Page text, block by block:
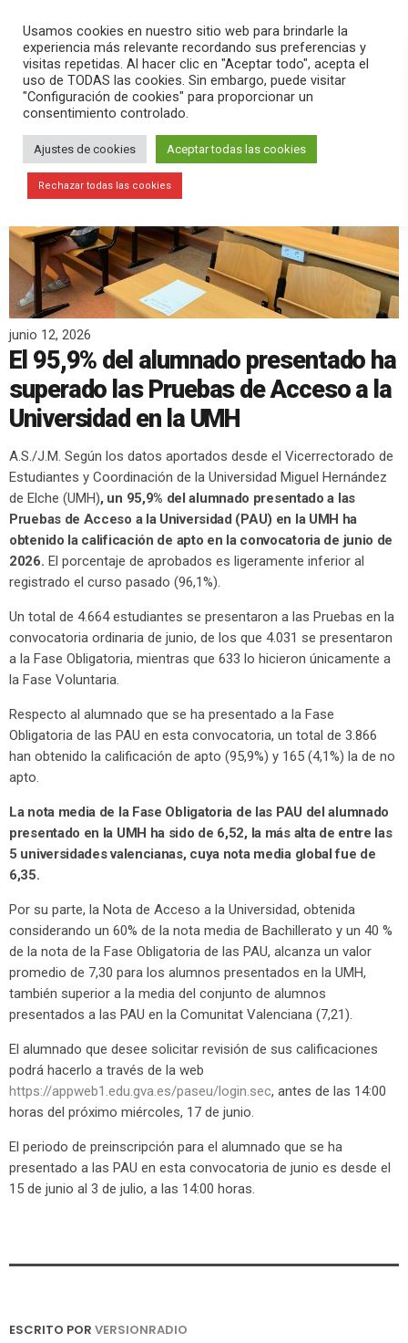
search menu pause PLAY
junio 12, 2026
El 95,9% del alumnado presentado ha
superado las Pruebas de Acceso a la
Universidad en la UMH
A.S./J.M. Según los datos aportados desde el Vicerrectorado de
Estudiantes y Coordinación de la Universidad Miguel Hernández
de Elche (UMH), un 95,9% del alumnado presentado a las
Pruebas de Acceso a la Universidad (PAU) en la UMH ha
obtenido la calificación de apto en la convocatoria de junio de
2026. El porcentaje de aprobados es ligeramente inferior al
registrado el curso pasado (96,1%).
Un total de 4.664 estudiantes se presentaron a las Pruebas en la
convocatoria ordinaria de junio, de los que 4.031 se presentaron
a la Fase Obligatoria, mientras que 633 lo hicieron únicamente a
la Fase Voluntaria.
Respecto al alumnado que se ha presentado a la Fase
Obligatoria de las PAU en esta convocatoria, un total de 3.866
han obtenido la calificación de apto (95,9%) y 165 (4,1%) la de no
apto.
La nota media de la Fase Obligatoria de las PAU del alumnado
presentado en la UMH ha sido de 6,52, la más alta de entre las
5 universidades valencianas, cuya nota media global fue de
6,35.
Por su parte, la Nota de Acceso a la Universidad, obtenida
considerando un 60% de la nota media de Bachillerato y un 40 %
de la nota de la Fase Obligatoria de las PAU, alcanza un valor
promedio de 7,30 para los alumnos presentados en la UMH,
también superior a la media del conjunto de alumnos
presentados a las PAU en la Comunitat Valenciana (7,21).
El alumnado que desee solicitar revisión de sus calificaciones
podrá hacerlo a través de la web
https://appweb1.edu.gva.es/paseu/login.sec, antes de las 14:00
horas del próximo miércoles, 17 de junio.
El periodo de preinscripción para el alumnado que se ha
presentado a las PAU en esta convocatoria de junio es desde el
15 de junio al 3 de julio, a las 14:00 horas.
ESCRITO POR VERSIONRADIO
Usamos cookies en nuestro sitio web para brindarle la
experiencia más relevante recordando sus preferencias y
visitas repetidas. Al hacer clic en "Aceptar todo", acepta el
uso de TODAS las cookies. Sin embargo, puede visitar
"Configuración de cookies" para proporcionar un
consentimiento controlado.
Ajustes de cookies Aceptar todas las cookies
Rechazar todas las cookies